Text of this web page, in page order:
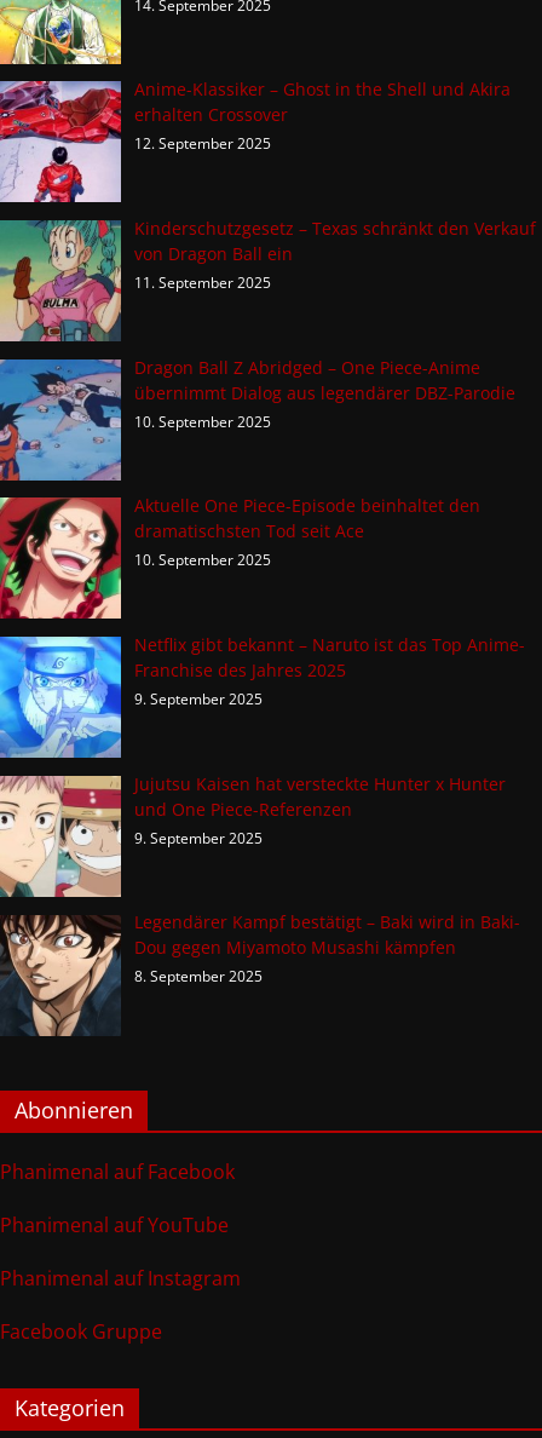
14. September 2025
Anime-Klassiker – Ghost in the Shell und Akira
erhalten Crossover
12. September 2025
Kinderschutzgesetz – Texas schränkt den Verkauf
von Dragon Ball ein
11. September 2025
Dragon Ball Z Abridged – One Piece-Anime
übernimmt Dialog aus legendärer DBZ-Parodie
10. September 2025
Aktuelle One Piece-Episode beinhaltet den
dramatischsten Tod seit Ace
10. September 2025
Netflix gibt bekannt – Naruto ist das Top Anime-
Franchise des Jahres 2025
9. September 2025
Jujutsu Kaisen hat versteckte Hunter x Hunter
und One Piece-Referenzen
9. September 2025
Legendärer Kampf bestätigt – Baki wird in Baki-
Dou gegen Miyamoto Musashi kämpfen
8. September 2025
Abonnieren
Phanimenal auf Facebook
Phanimenal auf YouTube
Phanimenal auf Instagram
Facebook Gruppe
Kategorien